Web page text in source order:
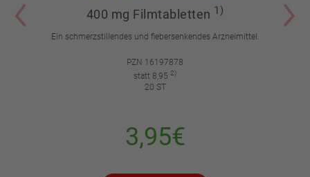
400 mg Filmtabletten 1)
Ein schmerzstillendes und fiebersenkendes Arzneimittel.
PZN 16197878
statt 8,95 2)
20 ST
3,95€